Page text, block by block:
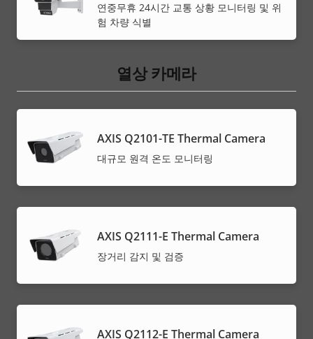
연중무휴 24시간 교통 상황 모니터링 및 위
험 차량 식별
열상 카메라
AXIS Q2101-TE Thermal Camera
대규모 원격 온도 모니터링
AXIS Q2111-E Thermal Camera
장거리 감지 및 검증
AXIS Q2112-E Thermal Camera